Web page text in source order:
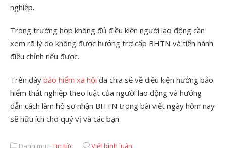
nghiệp.
Trong trường hợp không đủ điều kiện người lao động cần
xem rõ lý do không được hưởng trợ cấp BHTN và tiến hành
điều chỉnh nếu được.
Trên đây bảo hiểm xã hội đã chia sẻ về điều kiện hưởng bảo
hiểm thất nghiệp theo luật của người lao động và hướng
dẫn cách làm hồ sơ nhận BHTN trong bài viết ngày hôm nay
sẽ hữu ích cho quý vị và các bạn.
Danh mục: Tin tức Viết bình luận